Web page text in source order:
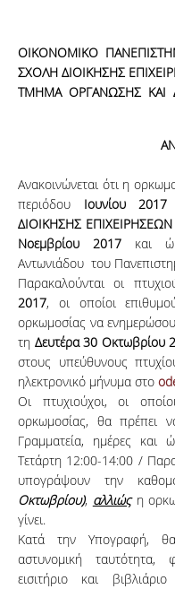
ΟΙΚΟΝΟΜΙΚΟ
ΣΧΟΛΗ ΔΙΟΙΚΗΣΗΣ
ΤΜΗΜΑ ΟΡΓΑΝΩΣΗΣ ΚΑΙ
Ανακοινώνεται ότι η
περιόδου Ιουνίου 2017
ΔΙΟΙΚΗΣΗΣ ΕΠΙΧΕΙΡΗΣΕΩΝ
Νοεμβρίου 2017 και
Αντωνιάδου του
Παρακαλούνται οι
2017, οι οποίοι
ορκωμοσίας να
τη Δευτέρα 30 Οκτωβρίου
στους υπεύθυνους
ηλεκτρονικό μήνυμα στο
Οι πτυχιούχοι, οι
ορκωμοσίας, θα πρέπει
Γραμματεία, ημέρες και
Τετάρτη 12:00-14:00 /
υπογράψουν την
Οκτωβρίου), αλλιώςη
γίνει.
Κατά την Υπογραφή,
αστυνομική ταυτότητα,
εισιτήριο και